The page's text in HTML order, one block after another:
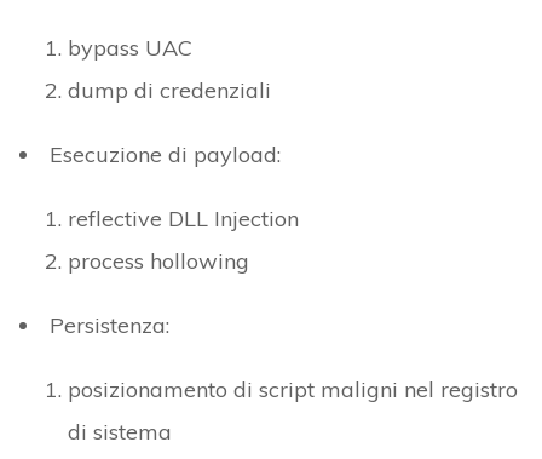
bypass UAC
dump di credenziali
Esecuzione di payload:
reflective DLL Injection
process hollowing
Persistenza:
posizionamento di script maligni nel registro
di sistema